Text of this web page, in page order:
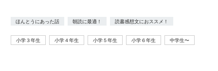
ほんとうにあった話 朝読に最適！ 読書感想文におススメ！
小学３年生 小学４年生 小学５年生 小学６年生 中学生〜